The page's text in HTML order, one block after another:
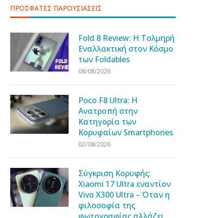
ΠΡΟΣΦΑΤΕΣ ΠΑΡΟΥΣΙΑΣΕΙΣ
Fold 8 Review: Η Τολμηρή
Εναλλακτική στον Κόσμο
των Foldables
08/08/2026
Poco F8 Ultra: Η
Ανατροπή στην
Κατηγορία των
Κορυφαίων Smartphones
02/08/2026
Σύγκριση Κορυφής:
Xiaomi 17 Ultra εναντίον
Vivo X300 Ultra – Όταν η
φιλοσοφία της